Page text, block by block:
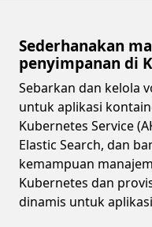
Sederhanakan
penyimpanan di
Sebarkan dan kelola
untuk aplikasi
Kubernetes Service
Elastic Search, dan
kemampuan
Kubernetes dan
dinamis untuk